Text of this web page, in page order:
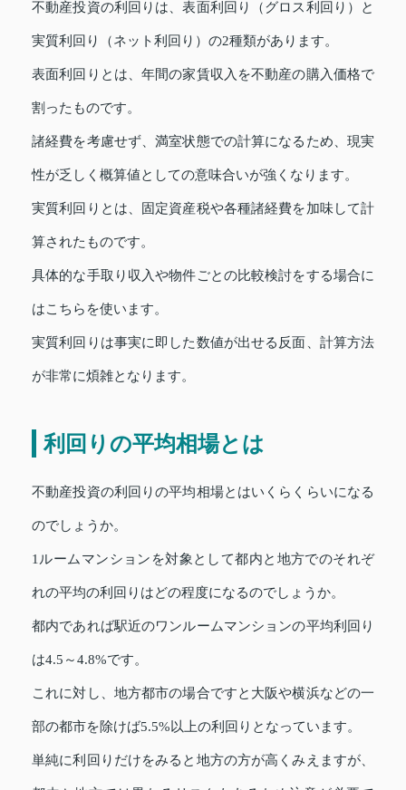
不動産投資の利回りは、表面利回り（グロス利回り）と
実質利回り（ネット利回り）の2種類があります。
表面利回りとは、年間の家賃収入を不動産の購入価格で
割ったものです。
諸経費を考慮せず、満室状態での計算になるため、現実
性が乏しく概算値としての意味合いが強くなります。
実質利回りとは、固定資産税や各種諸経費を加味して計
算されたものです。
具体的な手取り収入や物件ごとの比較検討をする場合に
はこちらを使います。
実質利回りは事実に即した数値が出せる反面、計算方法
が非常に煩雑となります。
利回りの平均相場とは
不動産投資の利回りの平均相場とはいくらくらいになる
のでしょうか。
1ルームマンションを対象として都内と地方でのそれぞ
れの平均の利回りはどの程度になるのでしょうか。
都内であれば駅近のワンルームマンションの平均利回り
は4.5～4.8%です。
これに対し、地方都市の場合ですと大阪や横浜などの一
部の都市を除けば5.5%以上の利回りとなっています。
単純に利回りだけをみると地方の方が高くみえますが、